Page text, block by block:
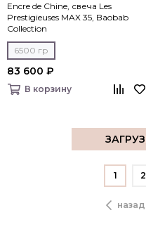
Encre de Chine, свеча Les
Prestigieuses MAX 35, Baobab
Collection
6500 гр
83 600 ₽
В корзину
назад
1 2